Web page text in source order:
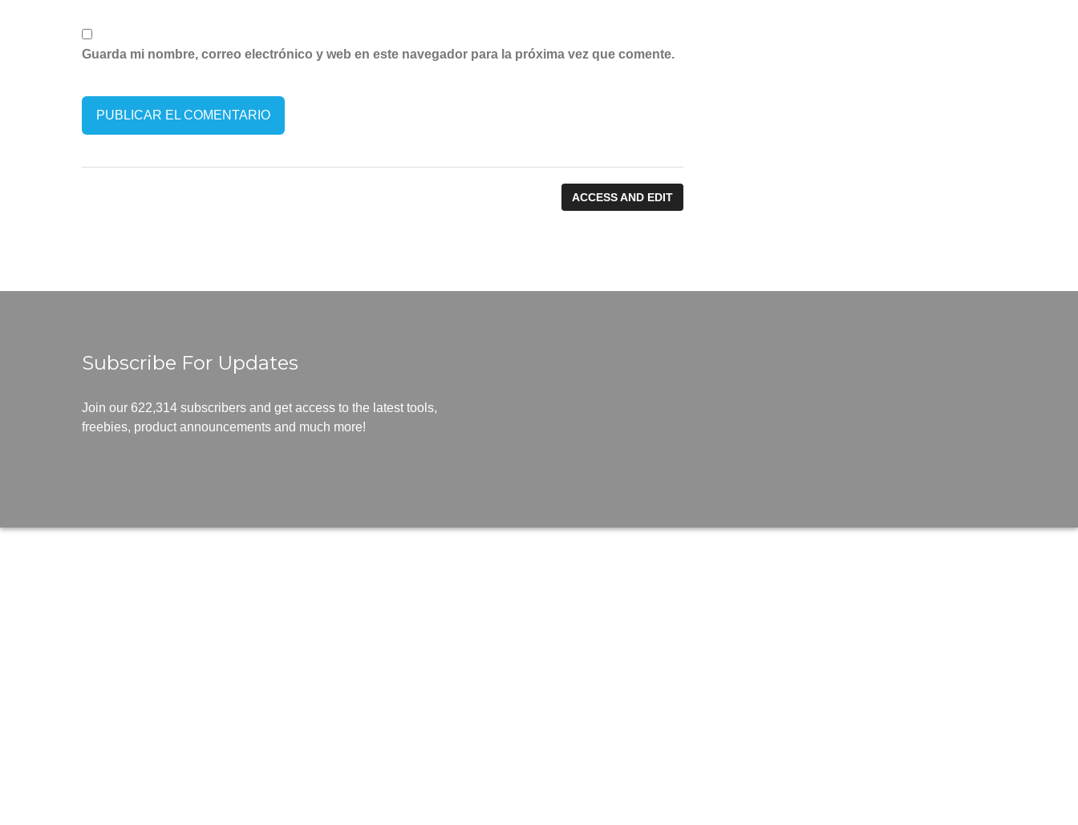
Guarda mi nombre, correo electrónico y web en este navegador para la próxima vez que comente.
ACCESS AND EDIT
Subscribe For Updates
Join our 622,314 subscribers and get access to the latest tools,
freebies, product announcements and much more!